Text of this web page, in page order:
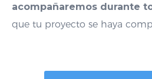
acompañaremos durante
que tu proyecto se haya